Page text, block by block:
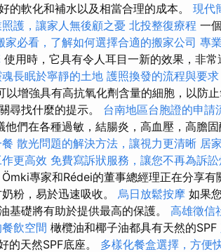
的軟化和補水以及相當合理的成本。 現代
護，讓家人無後顧之憂 北投整復療程 一
家必看，了解如何選擇合適的搬家公司 專
使用時，它具有令人耳目一新的效果，非常
長眠於寧靜的土地 護照換發的流程與要求
增強具有高抗氧化劑含量的細胞，以防
尋找什麼的提示。 台南地區台胞證的申請
他們在各種過敏，結腸炎，高血壓，高膽
散光問題的解決方法，讓視力更清晰 居
更高效 免費寫訴狀服務，讓您不再為訴
專家和Rédei的董事總經理正在分享有
粉，易於迅速吸收。 烏日放鬆按摩 如果
基礎將有助於提供最高的保護。 高雄徵信
飲空間 橄欖油和椰子油都具有天然的SPF
的天然SPF底座。 多樣化餐盒選擇，方便